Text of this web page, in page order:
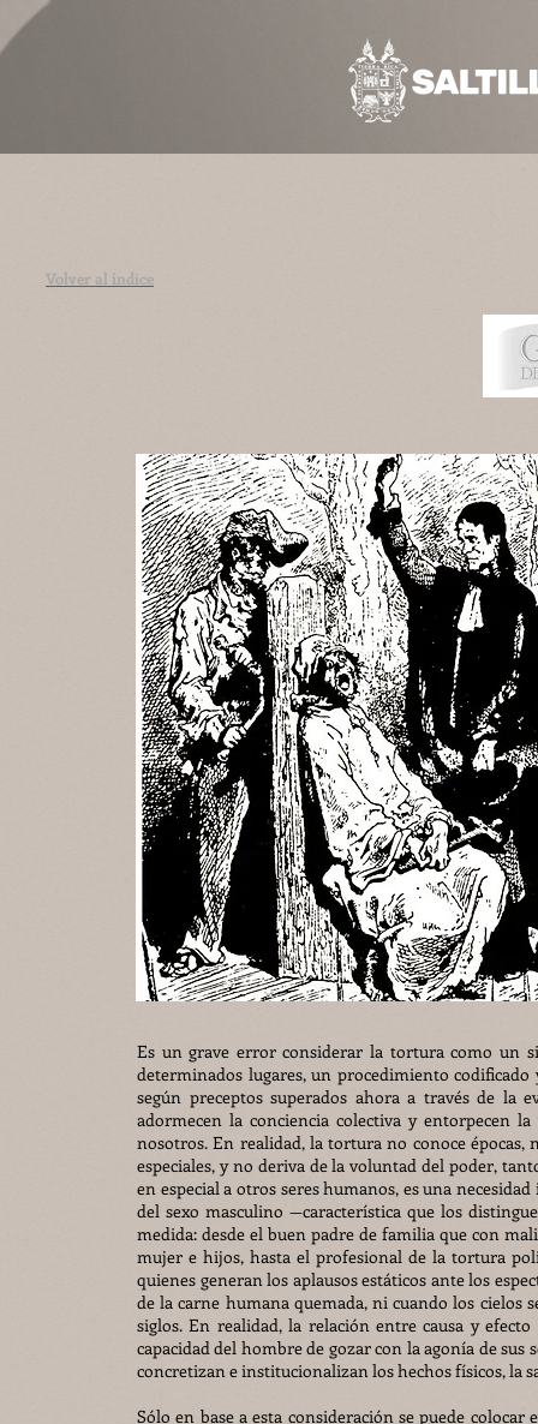
Volver al índice
Es un grave error considerar la tortura como un
determinados lugares, un procedimiento
según preceptos superados ahora a través de la
adormecen la conciencia colectiva y entorpecen
nosotros. En realidad, la tortura no conoce
especiales, y no deriva de la voluntad del poder,
en especial a otros seres humanos, es una
del sexo masculino —característica que los
medida: desde el buen padre de familia que con
mujer e hijos, hasta el profesional de la tortura
quienes generan los aplausos estáticos ante los
de la carne humana quemada, ni cuando los cielos
siglos. En realidad, la relación entre causa y
capacidad del hombre de gozar con la agonía de sus
concretizan e institucionalizan los hechos físicos, la
Sólo en base a esta consideración se puede